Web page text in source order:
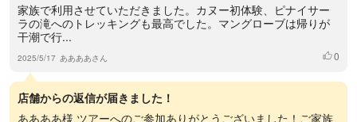
家族で利用させていただきました。カヌー初体験、ピナイサー
ラの滝へのトレッキングも最高でした。マングローブは帰りが
干潮で行...
2025/5/17 ああああさん いいね
0
店舗からの返信が届きました！
ああああ様 ツアーへのご参加ありがとうございました！ご家族